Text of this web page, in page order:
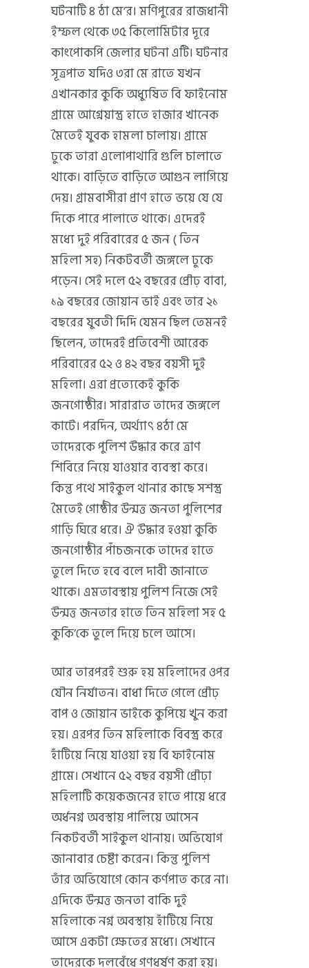
ঘটনাটি ৪ ঠা মে’র। মণিপুরের রাজধানী
ইম্ফল থেকে ৩৫ কিলোমিটার দূরে
কাংপোকপি জেলার ঘটনা এটি। ঘটনার
সূত্রপাত যদিও ৩রা মে রাতে যখন
এখানকার কুকি অধ্যুষিত বি ফাইনোম
গ্রামে আগ্নেয়াস্ত্র হাতে হাজার খানেক
মৈতেই যুবক হামলা চালায়। গ্রামে
ঢুকে তারা এলোপাথারি গুলি চালাতে
থাকে। বাড়িতে বাড়িতে আগুন লাগিয়ে
দেয়। গ্রামবাসীরা প্রাণ হাতে ভয়ে যে যে
দিকে পারে পালাতে থাকে। এদেরই
মধ্যে দুই পরিবারের ৫ জন ( তিন
মহিলা সহ) নিকটবর্তী জঙ্গলে ঢুকে
পড়েন। সেই দলে ৫২ বছরের প্রৌঢ় বাবা,
১৯ বছরের জোয়ান ভাই এবং তার ২১
বছরের যুবতী দিদি যেমন ছিল তেমনই
ছিলেন, তাদেরই প্রতিবেশী আরেক
পরিবারের ৫২ ও ৪২ বছর বয়সী দুই
মহিলা। এরা প্রত্যেকেই কুকি
জনগোষ্ঠীর। সারারাত তাদের জঙ্গলে
কাটে। পরদিন, অর্থ্যাৎ ৪ঠা মে
তাদেরকে পুলিশ উদ্ধার করে ত্রাণ
শিবিরে নিয়ে যাওয়ার ব্যবস্থা করে।
কিন্তু পথে সাইকুল থানার কাছে সশস্ত্র
মৈতেই গোষ্ঠীর উন্মত্ত জনতা পুলিশের
গাড়ি ঘিরে ধরে। ঐ উদ্ধার হওয়া কুকি
জনগোষ্ঠীর পাঁচজনকে তাদের হাতে
তুলে দিতে হবে বলে দাবী জানাতে
থাকে। এমতাবস্থায় পুলিশ নিজে সেই
উন্মত্ত জনতার হাতে তিন মহিলা সহ ৫
কুকি’কে তুলে দিয়ে চলে আসে।
আর তারপরই শুরু হয় মহিলাদের ওপর
যৌন নির্যাতন। বাধা দিতে গেলে প্রৌঢ়
বাপ ও জোয়ান ভাইকে কুপিয়ে খুন করা
হয়। এরপর তিন মহিলাকে বিবস্ত্র করে
হাঁটিয়ে নিয়ে যাওয়া হয় বি ফাইনোম
গ্রামে। সেখানে ৫২ বছর বয়সী প্রৌঢ়া
মহিলাটি কয়েকজনের হাতে পায়ে ধরে
অর্ধনগ্ন অবস্থায় পালিয়ে আসেন
নিকটবর্তী সাইকুল থানায়। অভিযোগ
জানাবার চেষ্টা করেন। কিন্তু পুলিশ
তাঁর অভিযোগে কোন কর্ণপাত করে না।
এদিকে উন্মত্ত জনতা বাকি দুই
মহিলাকে নগ্ন অবস্থায় হাঁটিয়ে নিয়ে
আসে একটা ক্ষেতের মধ্যে। সেখানে
তাদেরকে দলবেঁধে গণধর্ষণ করা হয়।